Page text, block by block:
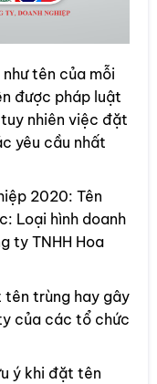
tên của mỗi
được pháp luật
nhiên việc đặt
yêu cầu nhất
2020: Tên
Loại hình doanh
ty TNHH Hoa
trùng hay gây
của các tổ chức
ý khi đặt tên